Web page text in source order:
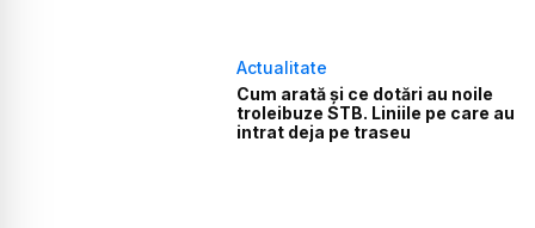
Actualitate
Cum arată și ce dotări au noile
troleibuze STB. Liniile pe care au
intrat deja pe traseu